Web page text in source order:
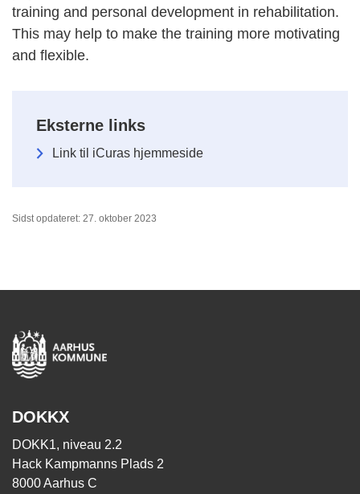
training and personal development in rehabilitation.
This may help to make the training more motivating
and flexible.
Eksterne links
Link til iCuras hjemmeside
Sidst opdateret: 27. oktober 2023
DOKKX
DOKK1, niveau 2.2
Hack Kampmanns Plads 2
8000 Aarhus C